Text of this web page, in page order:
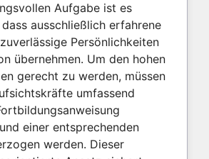
Aufgabe ist es
ausschließlich erfahrene
Persönlichkeiten
übernehmen. Um den hohen
gerecht zu werden, müssen
umfassend
einer entsprechenden
werden. Dieser